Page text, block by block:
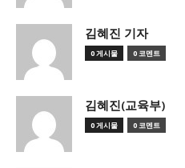
김혜진 기자
0 게시물 0 코멘트
김혜진(교육부)
0 게시물 0 코멘트